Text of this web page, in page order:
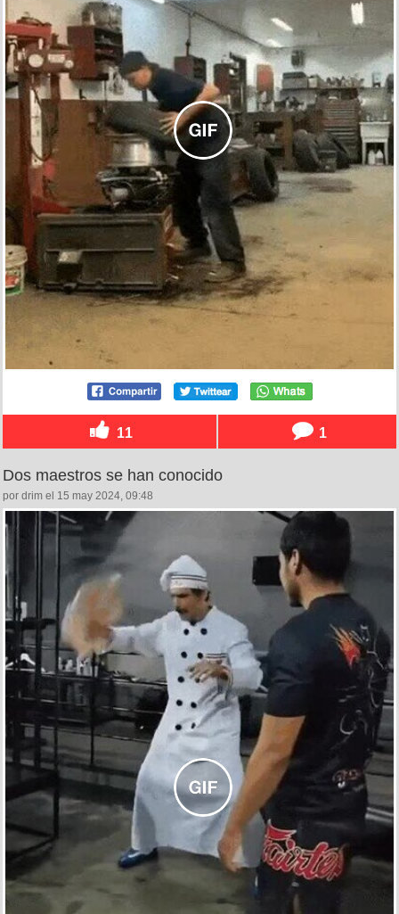
11 1
Dos maestros se han conocido
por drim el 15 may 2024, 09:48